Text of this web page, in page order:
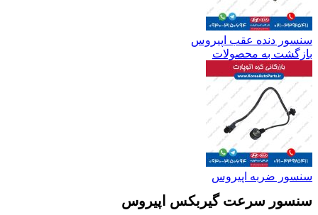
سنسور دنده عقب اپیروس
بازگشت به محصولات
سنسور ضربه اپیروس
سنسور سرعت گیربکس اپیروس